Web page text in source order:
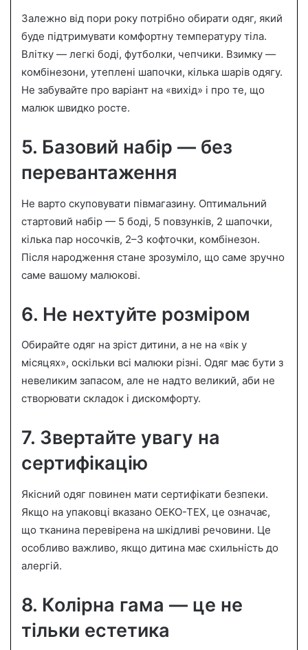
Залежно від пори року потрібно обирати одяг, який
буде підтримувати комфортну температуру тіла.
Влітку — легкі боді, футболки, чепчики. Взимку —
комбінезони, утеплені шапочки, кілька шарів одягу.
Не забувайте про варіант на «вихід» і про те, що
малюк швидко росте.
5. Базовий набір — без
перевантаження
Не варто скуповувати півмагазину. Оптимальний
стартовий набір — 5 боді, 5 повзунків, 2 шапочки,
кілька пар носочків, 2–3 кофточки, комбінезон.
Після народження стане зрозуміло, що саме зручно
саме вашому малюкові.
6. Не нехтуйте розміром
Обирайте одяг на зріст дитини, а не на «вік у
місяцях», оскільки всі малюки різні. Одяг має бути з
невеликим запасом, але не надто великий, аби не
створювати складок і дискомфорту.
7. Звертайте увагу на
сертифікацію
Якісний одяг повинен мати сертифікати безпеки.
Якщо на упаковці вказано OEKO-TEX, це означає,
що тканина перевірена на шкідливі речовини. Це
особливо важливо, якщо дитина має схильність до
алергій.
8. Колірна гама — це не
тільки естетика